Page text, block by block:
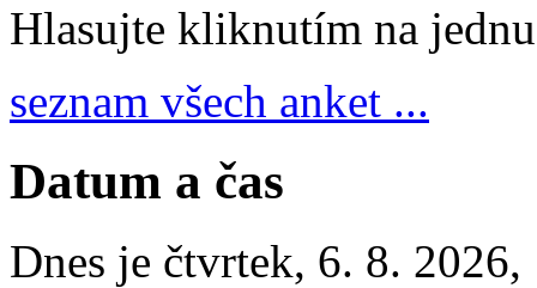
Hlasujte kliknutím na
seznam všech anket ...
Datum a čas
Dnes je čtvrtek, 6. 8. 2026,